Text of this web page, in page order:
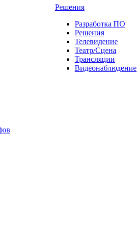
Решения
Разработка ПО
Решения
Телевидение
Театр/Сцена
Трансляции
Видеонаблюдение